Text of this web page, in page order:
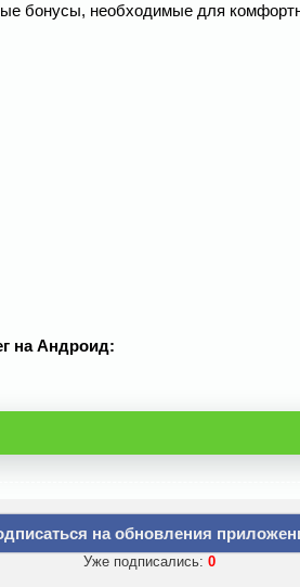
бонусы, необходимые для
на Андроид:
на обновления
Уже подписались: 0